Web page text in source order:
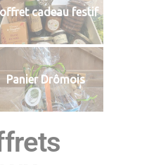
cadeau festif
Panier Drômois